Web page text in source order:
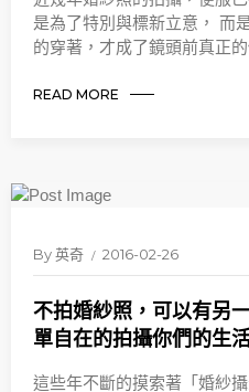
是為了特別與標新立意， 而
的穿著，才成了鏡頭前真正的
READ MORE
By英奇 2016-02-26
不拍婚紗照，可以有另
單自在的拍攝你們的生
這些年不斷的摸索著「婚紗